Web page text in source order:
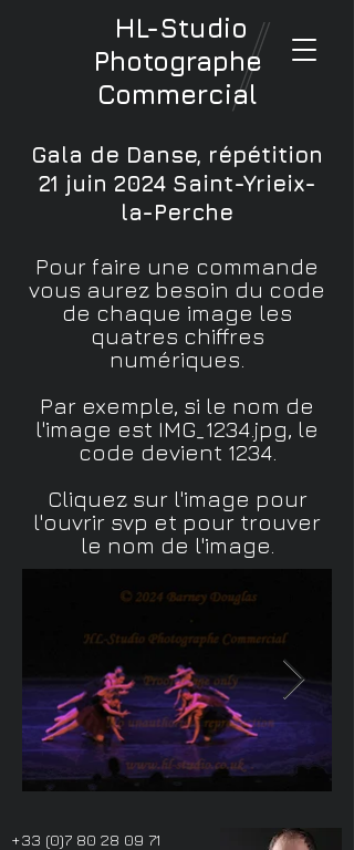
HL-Studio
Photographe
Commercial
Gala de Danse, répétition
21 juin 2024 Saint-Yrieix-
la-Perche
Pour faire une commande
vous aurez besoin du code
de chaque image les
quatres chiffres
numériques.
Par exemple, si le nom de
l'image est IMG_1234.jpg, le
code devient 1234.
Cliquez sur l'image pour
l'ouvrir svp et pour trouver
le nom de l'image.
+33 (0)7 80 28 09 71